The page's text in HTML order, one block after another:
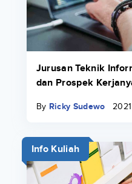
Jurusan Teknik
dan Prospek
By Ricky Sudewo
Info Kuliah